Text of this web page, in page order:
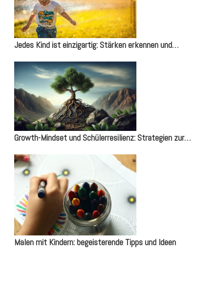
Jedes Kind ist einzigartig: Stärken erkennen und…
Growth-Mindset und Schülerresilienz: Strategien zur…
Malen mit Kindern: begeisterende Tipps und Ideen